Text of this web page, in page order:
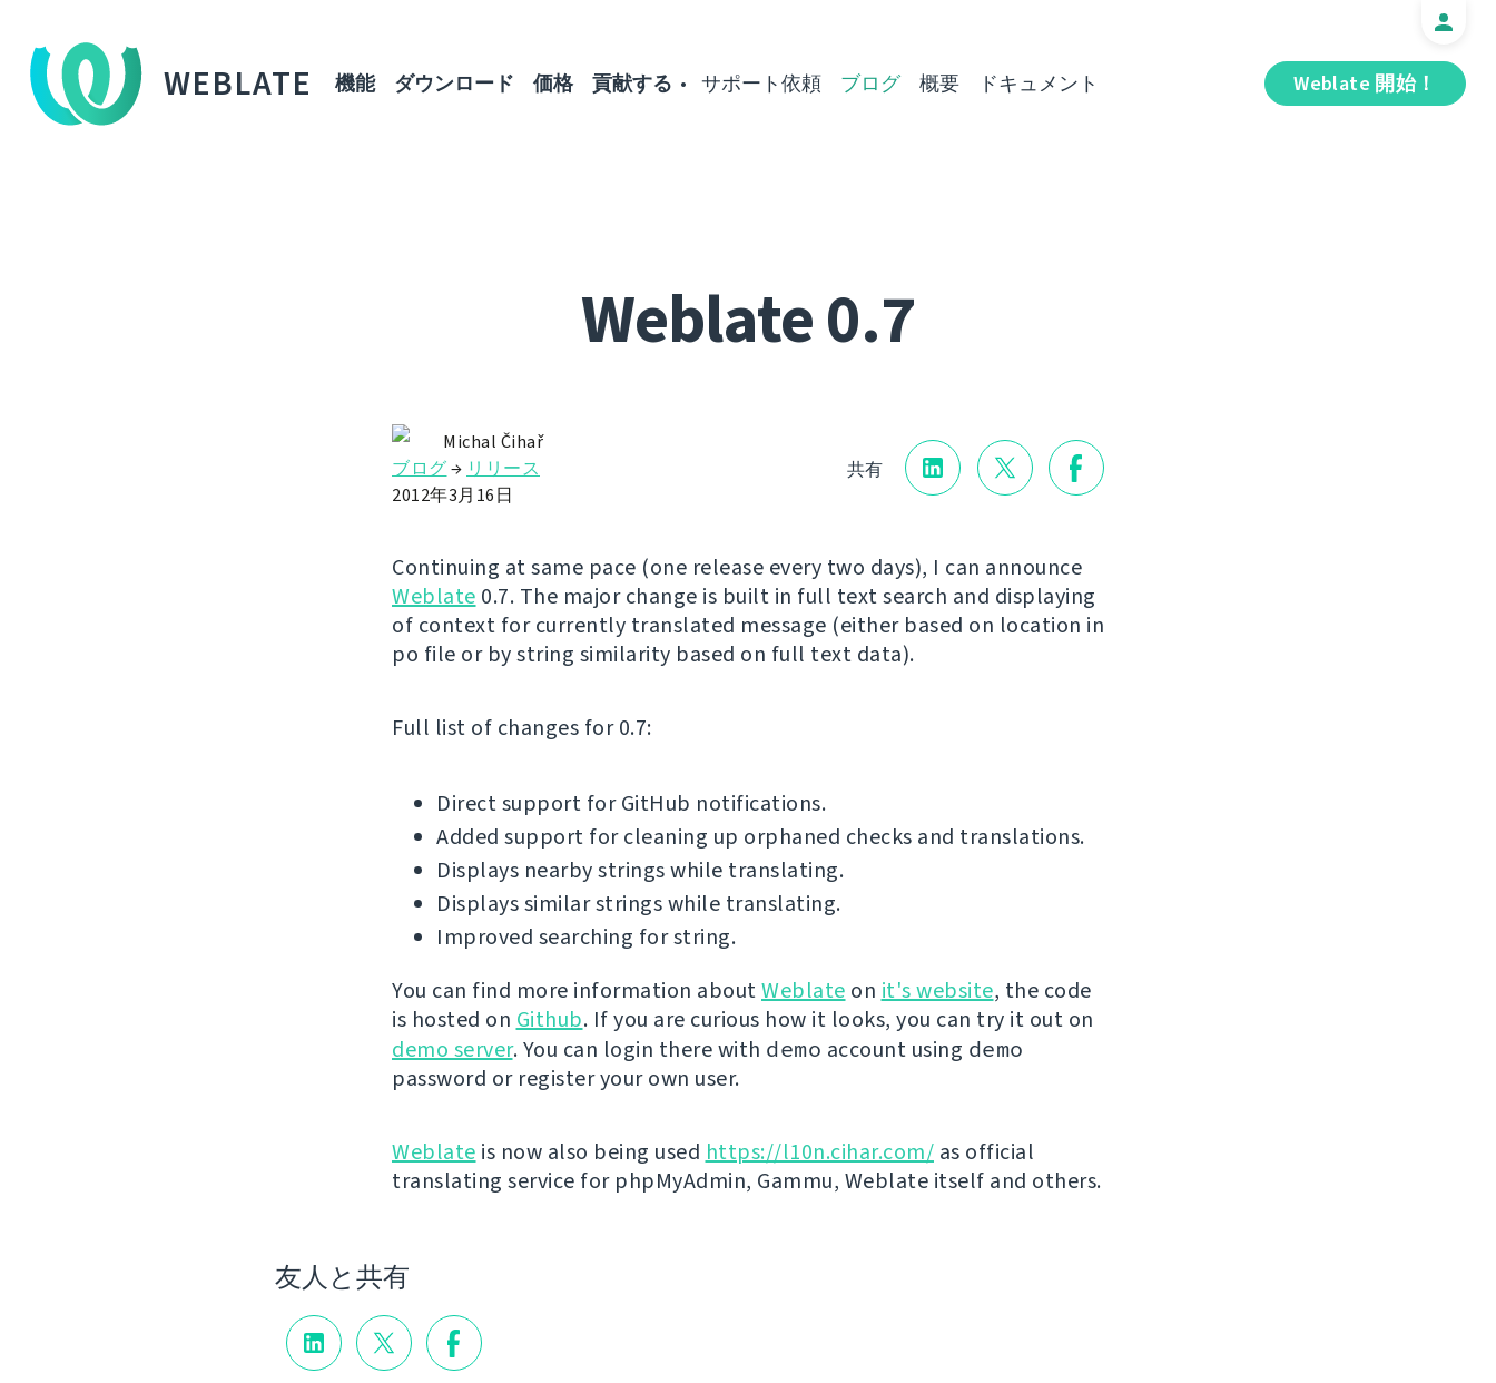
WEBLATE Weblate 開始！
機能 ダウンロード 価格 貢献する サポート依頼 ブログ 概要 ドキュメント
Weblate 0.7
共有
Michal Čihař
ブログ→ リリース
2012年3月16日
Continuing at same pace (one release every two days), I can announce
Weblate 0.7. The major change is built in full text search and displaying
of context for currently translated message (either based on location in
po file or by string similarity based on full text data).
Full list of changes for 0.7:
Direct support for GitHub notifications.
Added support for cleaning up orphaned checks and translations.
Displays nearby strings while translating.
Displays similar strings while translating.
Improved searching for string.
You can find more information aboutWeblate on it's website, the code
is hosted on Github. If you are curious how it looks, you can try it out on
demo server. You can login there with demo account using demo
password or register your own user.
Weblate is now also being used https://l10n.cihar.com/ as official
translating service for phpMyAdmin, Gammu, Weblate itself and others.
友人と共有